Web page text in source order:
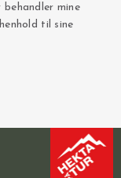
mine
til sine